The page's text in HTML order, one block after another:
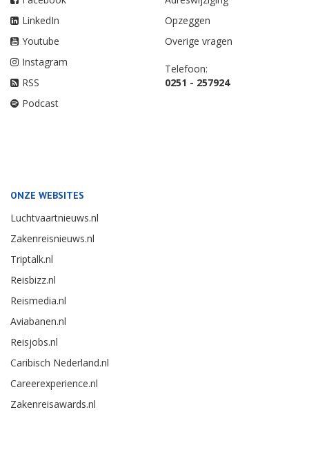
LinkedIn
Youtube
Instagram
RSS
Podcast
Opzeggen
Overige vragen
Telefoon:
0251 - 257924
ONZE WEBSITES
Luchtvaartnieuws.nl
Zakenreisnieuws.nl
Triptalk.nl
Reisbizz.nl
Reismedia.nl
Aviabanen.nl
Reisjobs.nl
Caribisch Nederland.nl
Careerexperience.nl
Zakenreisawards.nl